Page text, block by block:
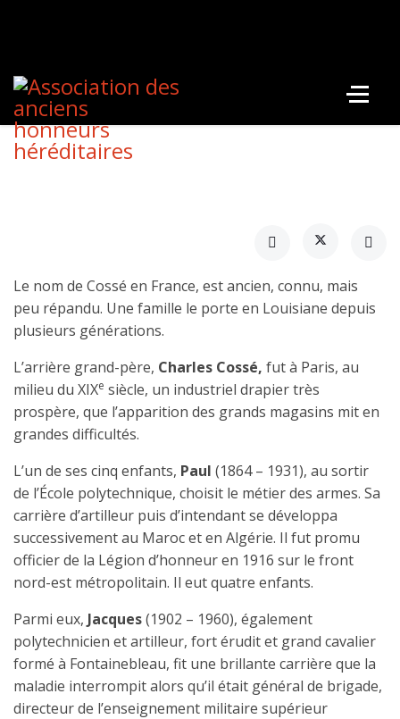
Le nom de Cossé en France, est ancien, connu, mais
peu répandu. Une famille le porte en Louisiane depuis
plusieurs générations.
L’arrière grand-père, Charles Cossé, fut à Paris, au
milieu du XIXe siècle, un industriel drapier très
prospère, que l’apparition des grands magasins mit en
grandes difficultés.
L’un de ses cinq enfants, Paul (1864 – 1931), au sortir
de l’École polytechnique, choisit le métier des armes. Sa
carrière d’artilleur puis d’intendant se développa
successivement au Maroc et en Algérie. Il fut promu
officier de la Légion d’honneur en 1916 sur le front
nord-est métropolitain. Il eut quatre enfants.
Parmi eux, Jacques(1902 – 1960), également
polytechnicien et artilleur, fort érudit et grand cavalier
formé à Fontainebleau, fit une brillante carrière que la
maladie interrompit alors qu’il était général de brigade,
directeur de l’enseignement militaire supérieur